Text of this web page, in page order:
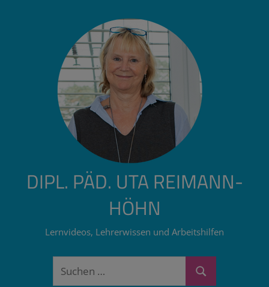
DIPL. PÄD. UTA REIMANN-
HÖHN
Lernvideos, Lehrerwissen und Arbeitshilfen
Suchen
Suchen